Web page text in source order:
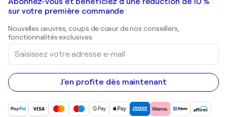
Shepard Fairey
Peintures de paysage
Estampes
Peintures acryliques
Galeries d'art en Belgique
sur votre première commande
Nouvelles œuvres, coups de cœur de nos conseillers,
fonctionnalités exclusives.
Saisissez
votre
adresse
e-
mail
J'en profite dès maintenant